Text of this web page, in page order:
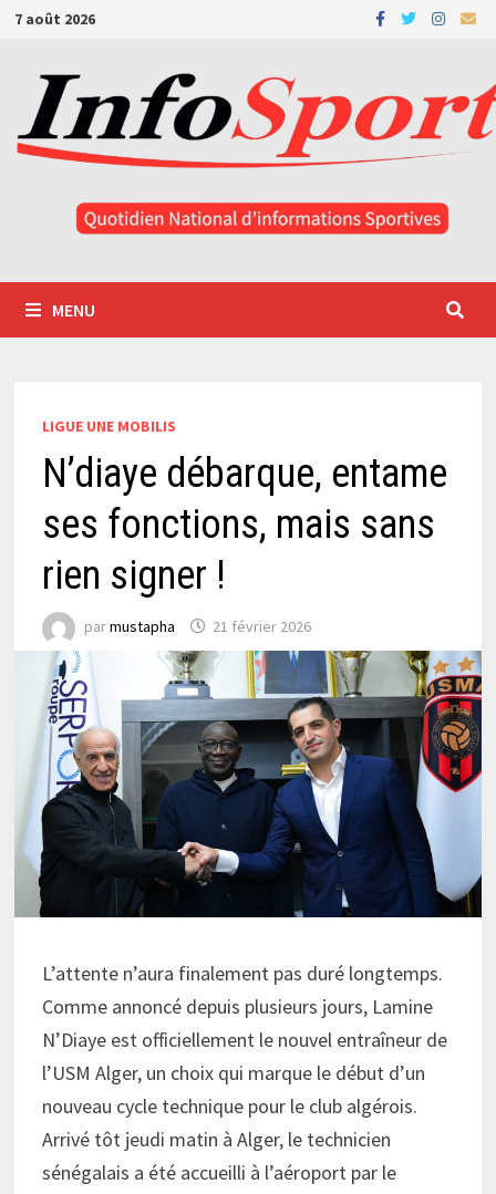
Passer
contenu
7 août 2026
MENU
LIGUE UNE MOBILIS
N’diaye débarque, entame
ses fonctions, mais sans
rien signer !
parmustapha 21 février 2026
L’attente n’aura finalement pas duré longtemps.
Comme annoncé depuis plusieurs jours, Lamine
N’Diaye est officiellement le nouvel entraîneur de
l’USM Alger, un choix qui marque le début d’un
nouveau cycle technique pour le club algérois.
Arrivé tôt jeudi matin à Alger, le technicien
sénégalais a été accueilli à l’aéroport par le